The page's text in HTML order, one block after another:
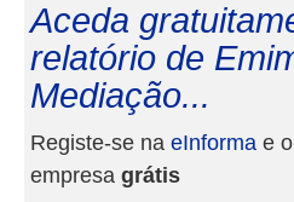
Aceda
relatório de
Mediação...
Registe-se na eInforma e
empresa grátis